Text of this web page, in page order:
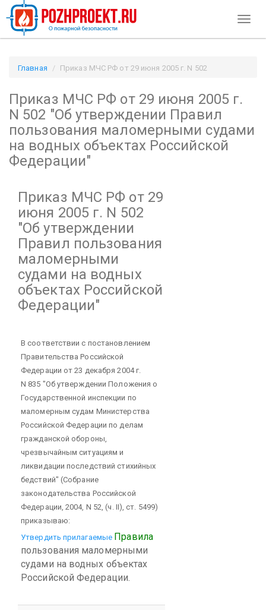
Главная
Приказ МЧС РФ от 29 июня 2005 г. N 502
на водных объектах Российской Федерации" / Pozhproekt.ru
Приказ МЧС РФ от 29 июня 2005 г.
N 502 "Об утверждении Правил
пользования маломерными судами
на водных объектах Российской
Федерации"
Приказ МЧС РФ от 29
июня 2005 г. N 502
"Об утверждении
Правил пользования
маломерными
судами на водных
объектах Российской
Федерации"
В соответствии с постановлением
Правительства Российской
Федерации от 23 декабря 2004 г.
N 835 "Об утверждении Положения о
Государственной инспекции по
маломерным судам Министерства
Российской Федерации по делам
гражданской обороны,
чрезвычайным ситуациям и
ликвидации последствий стихийных
бедствий" (Собрание
законодательства Российской
Федерации, 2004, N 52, (ч. II), ст. 5499)
приказываю:
Утвердить прилагаемые Правила
пользования маломерными
судами на водных объектах
Российской Федерации.